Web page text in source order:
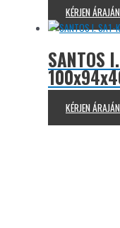
KÉRJEN
SANTOS
KÉRJEN